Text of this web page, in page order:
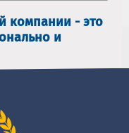
компании - это
и